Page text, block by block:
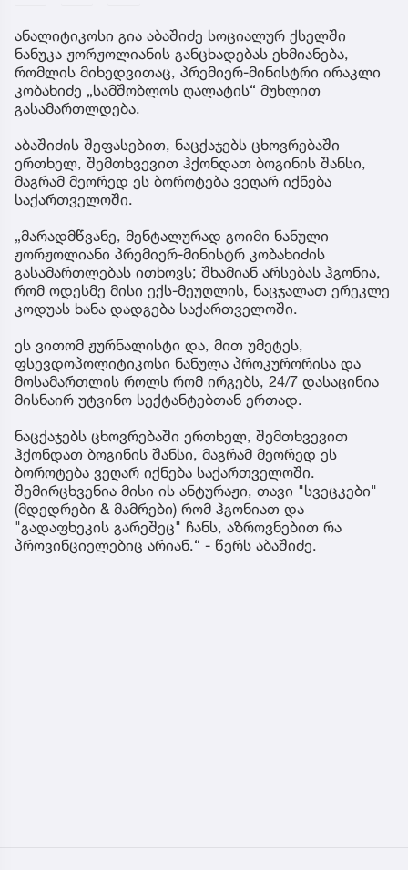
ანალიტიკოსი გია აბაშიძე სოციალურ ქსელში
ნანუკა ჟორჟოლიანის განცხადებას ეხმიანება,
რომლის მიხედვითაც, პრემიერ-მინისტრი ირაკლი
კობახიძე „სამშობლოს ღალატის“ მუხლით
გასამართლდება.
აბაშიძის შეფასებით, ნაცქაჯებს ცხოვრებაში
ერთხელ, შემთხვევით ჰქონდათ ბოგინის შანსი,
მაგრამ მეორედ ეს ბოროტება ვეღარ იქნება
საქართველოში.
„მარადმწვანე, მენტალურად გოიმი ნანული
ჟორჟოლიანი პრემიერ-მინისტრ კობახიძის
გასამართლებას ითხოვს; შხამიან არსებას ჰგონია,
რომ ოდესმე მისი ექს-მეუღლის, ნაცჯალათ ერეკლე
კოდუას ხანა დადგება საქართველოში.
ეს ვითომ ჟურნალისტი და, მით უმეტეს,
ფსევდოპოლიტიკოსი ნანულა პროკურორისა და
მოსამართლის როლს რომ ირგებს, 24/7 დასაცინია
მისნაირ უტვინო სექტანტებთან ერთად.
ნაცქაჯებს ცხოვრებაში ერთხელ, შემთხვევით
ჰქონდათ ბოგინის შანსი, მაგრამ მეორედ ეს
ბოროტება ვეღარ იქნება საქართველოში.
შემირცხვენია მისი ის ანტურაჟი, თავი "სვეცკები"
(მდედრები & მამრები) რომ ჰგონიათ და
"გადაფხეკის გარეშეც" ჩანს, აზროვნებით რა
პროვინციელებიც არიან.“ - წერს აბაშიძე.